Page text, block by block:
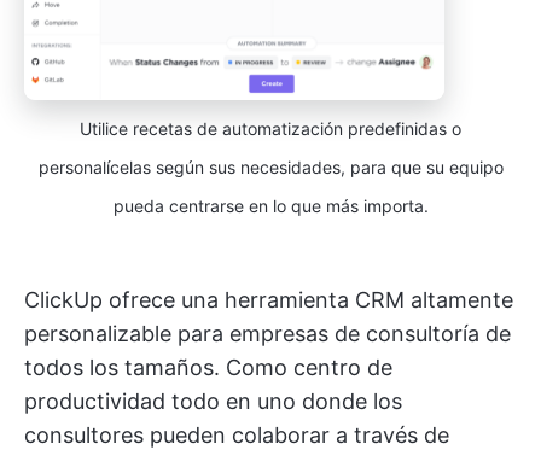
Utilice recetas de automatización predefinidas o
personalícelas según sus necesidades, para que su equipo
pueda centrarse en lo que más importa.
ClickUp ofrece una herramienta CRM altamente
personalizable para empresas de consultoría de
todos los tamaños. Como centro de
productividad todo en uno donde los
consultores pueden colaborar a través de